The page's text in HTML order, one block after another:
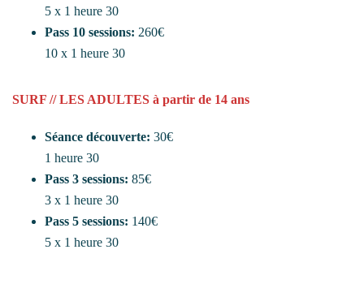
5 x 1 heure 30
Pass 10 sessions: 260€
10 x 1 heure 30
SURF // LES ADULTES à partir de 14 ans
Séance découverte: 30€
1 heure 30
Pass 3 sessions: 85€
3 x 1 heure 30
Pass 5 sessions: 140€
5 x 1 heure 30